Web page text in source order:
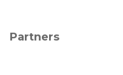
Partners